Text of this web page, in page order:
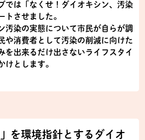
では「なくせ！ダイオキシン、汚染
トさせました。
汚染の実態について市民が自らが調
や消費者として汚染の削減に向けた
を出来るだけ出さないライフスタイ
けとします。
」を環境指針とするダイオ